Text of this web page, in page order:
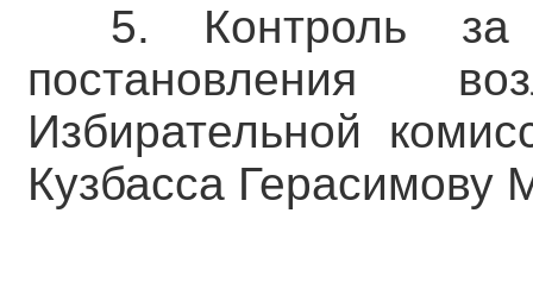
5. Контроль за
постановления
Избирательной
Кузбасса Герасимову